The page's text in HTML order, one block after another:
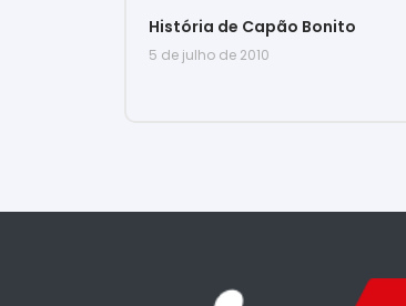
História de Capão Bonito
5 de julho de 2010